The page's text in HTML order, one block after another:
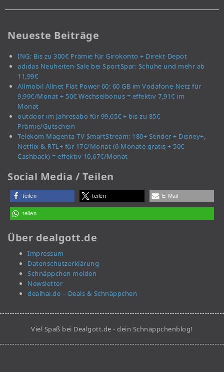
Neueste Beiträge
ING: Bis zu 300€ Prämie für Girokonto + Direkt-Depot
adidas Neuheiten-Sale bei SportSpar: Schuhe und mehr ab
11,99€
Allmobil Allnet Flat Power 60: 60 GB im Vodafone-Netz für
9,99€/Monat + 50€ Wechselbonus = effektiv 7,91€ im
Monat
outdoor im Jahresabo für 99,65€ + bis zu 85€
Prämie/Gutschein
Telekom Magenta TV SmartStream: 180+ Sender + Disney+,
Netflix & RTL+ für 17€/Monat (6 Monate gratis + 50€
Cashback) = effektiv 10,67€/Monat
Social Media / Teilen
teilen teilen E-Mail
teilen
Über dealgott.de
Impressum
Datenschutzerklärung
Schnäppchen melden
Newsletter
dealhai.de – Deals & Schnäppchen
Viel Spaß bei Dealgott.de - dein Schnäppchenblog!